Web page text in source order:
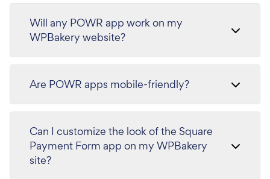
Will any POWR app work on my
WPBakery website?
Are POWR apps mobile-friendly?
Can I customize the look of the Square
Payment Form app on my WPBakery
site?